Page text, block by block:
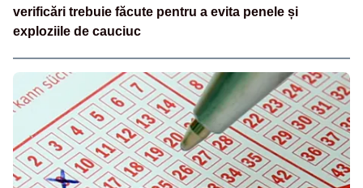
verificări trebuie făcute pentru a evita penele și
exploziile de cauciuc